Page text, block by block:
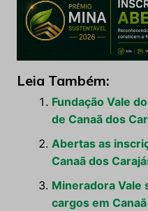
Leia Também:
Fundação Vale
de Canaã dos
Abertas as
Canaã dos
Mineradora Vale
cargos em